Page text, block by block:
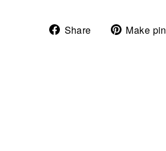
Share
ShareMake pin